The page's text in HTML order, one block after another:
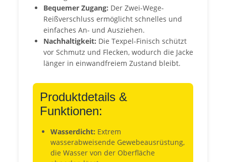
Bequemer Zugang: Der Zwei-Wege-
Reißverschluss ermöglicht schnelles und
einfaches An- und Ausziehen.
Nachhaltigkeit: Die Texpel-Finisch schützt
vor Schmutz und Flecken, wodurch die Jacke
länger in einwandfreiem Zustand bleibt.
Produktdetails &
Funktionen:
Wasserdicht: Extrem
wasserabweisende Gewebeausrüstung,
die Wasser von der Oberfläche